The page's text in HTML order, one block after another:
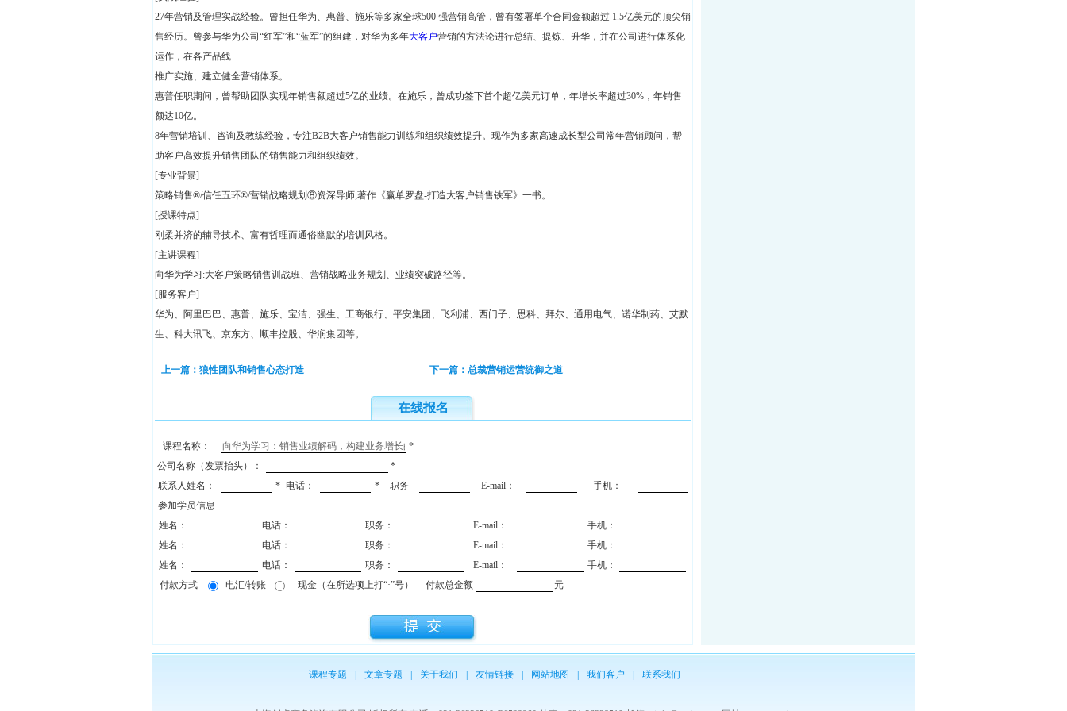
27年营销及管理实战经验。曾担任华为、惠普、施乐等多家全球500 强营销高管，曾有签署单个合同金额超过 1.5亿美元的顶尖销
售经历。曾参与华为公司“红军”和“蓝军”的组建，对华为多年大客户营销的方法论进行总结、提炼、升华，并在公司进行体系化
运作，在各产品线
推广实施、建立健全营销体系。
惠普任职期间，曾帮助团队实现年销售额超过5亿的业绩。在施乐，曾成功签下首个超亿美元订单，年增长率超过30%，年销售
额达10亿。
8年营销培训、咨询及教练经验，专注B2B大客户销售能力训练和组织绩效提升。现作为多家高速成长型公司常年营销顾问，帮
助客户高效提升销售团队的销售能力和组织绩效。
[专业背景]
策略销售®/信任五环®/营销战略规划⑧资深导师;著作《赢单罗盘-打造大客户销售铁军》一书。
[授课特点]
刚柔并济的辅导技术、富有哲理而通俗幽默的培训风格。
[主讲课程]
向华为学习:大客户策略销售训战班、营销战略业务规划、业绩突破路径等。
[服务客户]
华为、阿里巴巴、惠普、施乐、宝洁、强生、工商银行、平安集团、飞利浦、西门子、思科、拜尔、通用电气、诺华制药、艾默
生、科大讯飞、京东方、顺丰控股、华润集团等。
上一篇：狼性团队和销售心态打造 下一篇：总裁营销运营统御之道
在线报名
课程名称：
*
公司名称（发票抬头）：
*
联系人姓名：
* 电话： * 职务 E-mail：
手机：
参加学员信息
姓名：
电话： 职务： E-mail：
手机：
姓名：
电话： 职务： E-mail：
手机：
姓名：
电话： 职务： E-mail：
手机：
付款方式
电汇/转账 现金（在所选项上打“·”号） 付款总金额 元
课程专题 文章专题 关于我们 友情链接 网站地图 我们客户 联系我们